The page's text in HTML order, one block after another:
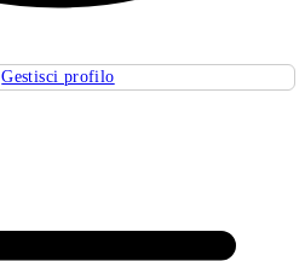
Gestisci profilo